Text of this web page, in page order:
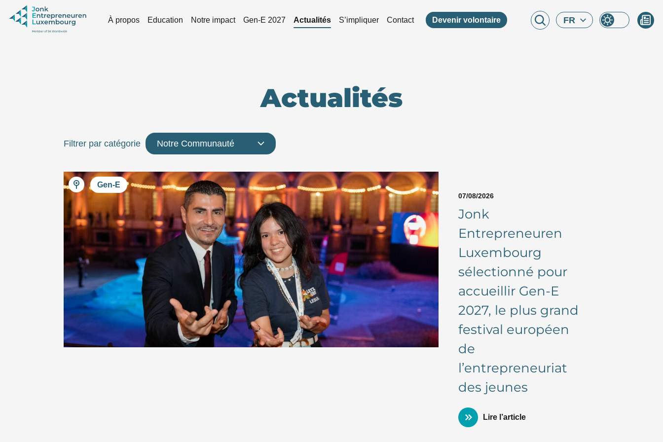
Skip to main content
À propos
Education Notre impact Gen-E 2027 Actualités S’impliquer Contact Devenir volontaire FR
Actualités
Filtrer par catégorie Notre Communauté
Gen-E
07/08/2026
Jonk
Entrepreneuren
Luxembourg
sélectionné pour
accueillir Gen-E
2027, le plus grand
festival européen
de
l’entrepreneuriat
des jeunes
Lire l’article